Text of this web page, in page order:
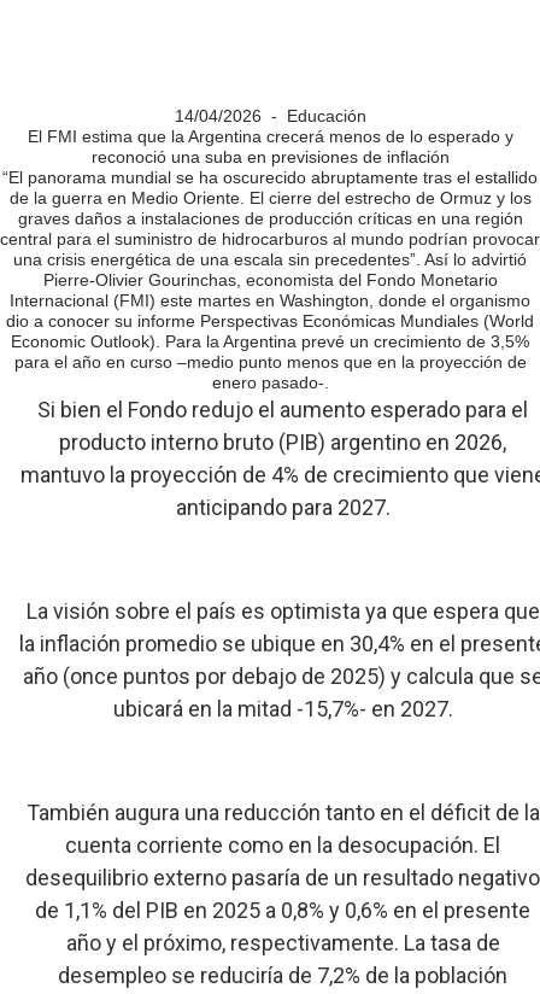
14/04/2026 - Educación
El FMI estima que la Argentina crecerá menos de lo esperado y
reconoció una suba en previsiones de inflación
“El panorama mundial se ha oscurecido abruptamente tras el estallido
de la guerra en Medio Oriente. El cierre del estrecho de Ormuz y los
graves daños a instalaciones de producción críticas en una región
central para el suministro de hidrocarburos al mundo podrían provocar
una crisis energética de una escala sin precedentes”. Así lo advirtió
Pierre-Olivier Gourinchas, economista del Fondo Monetario
Internacional (FMI) este martes en Washington, donde el organismo
dio a conocer su informe Perspectivas Económicas Mundiales (World
Economic Outlook). Para la Argentina prevé un crecimiento de 3,5%
para el año en curso –medio punto menos que en la proyección de
enero pasado-.
Si bien el Fondo redujo el aumento esperado para el
producto interno bruto (PIB) argentino en 2026,
mantuvo la proyección de 4% de crecimiento que
anticipando para 2027.
La visión sobre el país es optimista ya que espera que
la inflación promedio se ubique en 30,4% en el
año (once puntos por debajo de 2025) y calcula que
ubicará en la mitad -15,7%- en 2027.
También augura una reducción tanto en el déficit de la
cuenta corriente como en la desocupación. El
desequilibrio externo pasaría de un resultado negativo
de 1,1% del PIB en 2025 a 0,8% y 0,6% en el presente
año y el próximo, respectivamente. La tasa de
desempleo se reduciría de 7,2% de la población